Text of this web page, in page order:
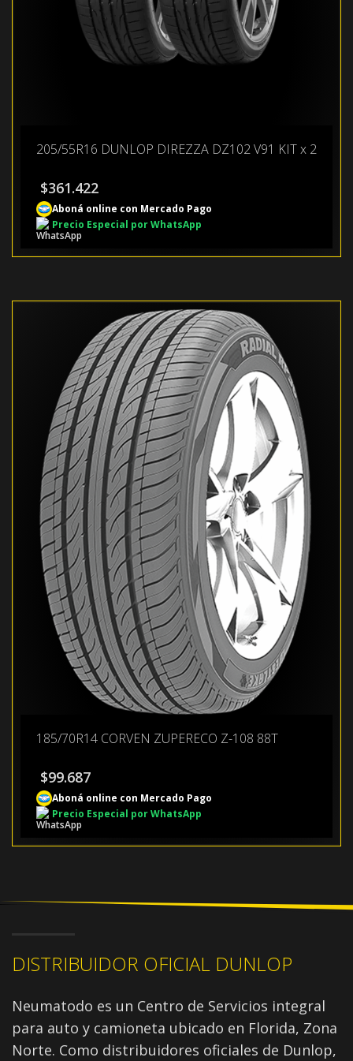
205/55R16 DUNLOP DIREZZA DZ102 V91 KIT x 2
$361.422
Aboná online con Mercado Pago
Precio Especial por WhatsApp
185/70R14 CORVEN ZUPERECO Z-108 88T
$99.687
Aboná online con Mercado Pago
Precio Especial por WhatsApp
DISTRIBUIDOR OFICIAL DUNLOP
Neumatodo es un Centro de Servicios integral
para auto y camioneta ubicado en Florida, Zona
Norte. Como distribuidores oficiales de Dunlop,